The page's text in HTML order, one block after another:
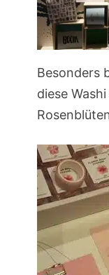
Besonders
diese